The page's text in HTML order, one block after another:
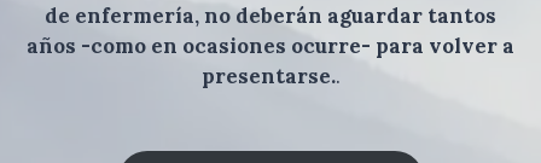
de enfermería, no deberán aguardar tantos
años -como en ocasiones ocurre- para volver a
presentarse..